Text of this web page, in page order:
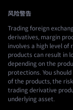
风险警告
Trading foreign
derivatives, margin
involves a high level of
products can result in
depending on the
protections. You
of the products, the
trading derivative
underlying asset.